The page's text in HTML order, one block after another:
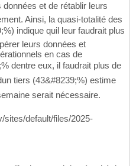
données et de rétablir leurs
Ainsi, la quasi-totalité des
indique quil leur faudrait plus
leurs données et
en cas de
dentre eux, il faudrait plus de
tiers (43&#8239;%) estime
serait nécessaire.
sites/default/files/2025-